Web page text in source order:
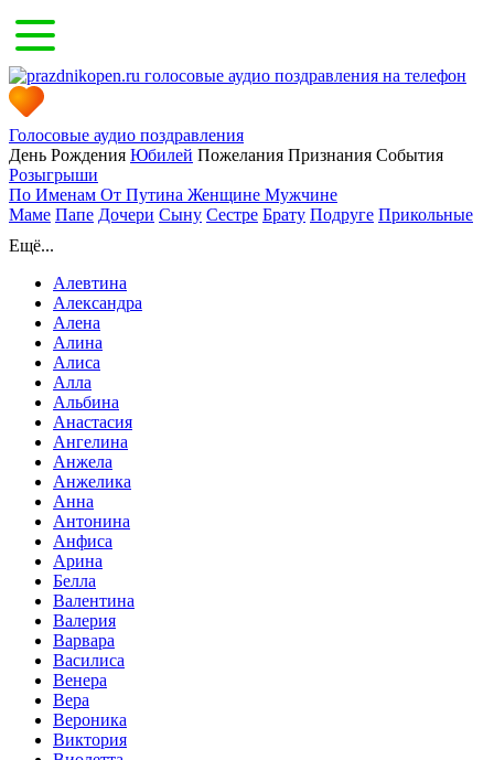
Голосовые аудио поздравления
День Рождения Юбилей Пожелания Признания События
Розыгрыши
По Именам От Путина Женщине Мужчине
Маме Папе Дочери Сыну Сестре Брату Подруге Прикольные
Ещё...
Алевтина
Александра
Алена
Алина
Алиса
Алла
Альбина
Анастасия
Ангелина
Анжела
Анжелика
Анна
Антонина
Анфиса
Арина
Белла
Валентина
Валерия
Варвара
Василиса
Венера
Вера
Вероника
Виктория